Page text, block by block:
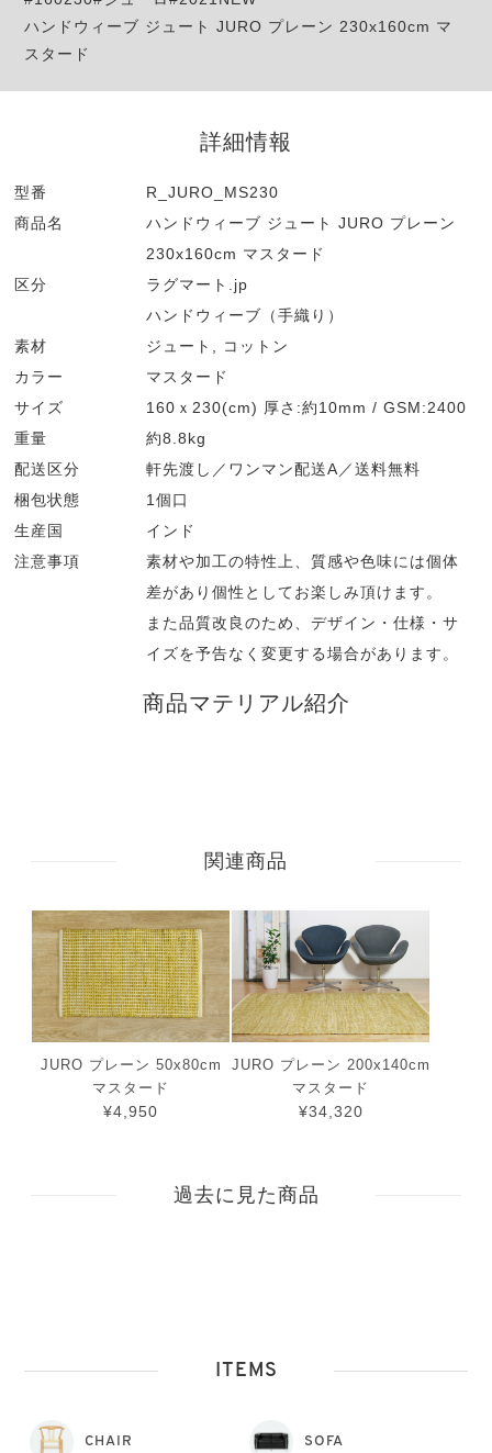
ハンドウィーブ ジュート JURO プレーン 230x160cm マ
スタード
詳細情報
型番
R_JURO_MS230
商品名
ハンドウィーブ ジュート JURO プレーン
230x160cm マスタード
区分
ラグマート.jp
ハンドウィーブ（手織り）
素材
ジュート, コットン
カラー
マスタード
サイズ
160ｘ230(cm) 厚さ:約10mm / GSM:2400
重量
約8.8kg
配送区分
軒先渡し／ワンマン配送A／送料無料
梱包状態
1個口
生産国
インド
注意事項
素材や加工の特性上、質感や色味には個体
差があり個性としてお楽しみ頂けます。
また品質改良のため、デザイン・仕様・サ
イズを予告なく変更する場合があります。
商品マテリアル紹介
関連商品
JURO プレーン 50x80cm
マスタード
¥4,950
JURO プレーン 200x140cm
マスタード
¥34,320
過去に見た商品
ITEMS
CHAIR SOFA